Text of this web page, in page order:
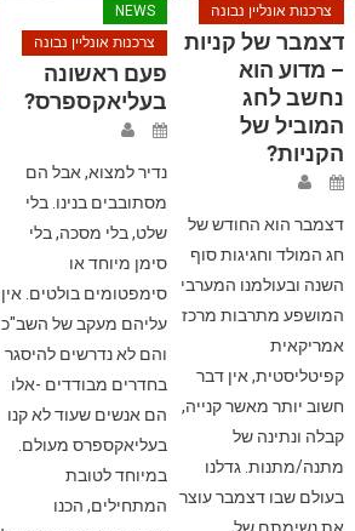
NEWS
צרכנות אונליין נבונה
פעם ראשונה
בעליאקספרס?
נדיר למצוא, אבל הם
מסתובבים בנינו. בלי
שלט, בלי מסכה, בלי
סימן מיוחד או
סימפטומים בולטים. אין
עליהם מעקב של השב"כ
והם לא נדרשים להיסגר
בחדרים מבודדים -אלו
הם אנשים שעוד לא קנו
בעליאקספרס מעולם.
במיוחד לטובת
המתחילים, הכנו
צרכנות אונליין נבונה
דצמבר של קניות
– מדוע הוא
נחשב לחג
המוביל של
הקניות?
דצמבר הוא החודש של
חג המולד וחגיגות סוף
השנה ובעולמנו המערבי
המושפע מתרבות מרכז
אמריקאית
קפיטליסטית, אין דבר
חשוב יותר מאשר קנייה,
קבלה ונתינה של
מתנה/מתנות. גדלנו
בעולם שבו דצמבר עוצר
את נשימתם של